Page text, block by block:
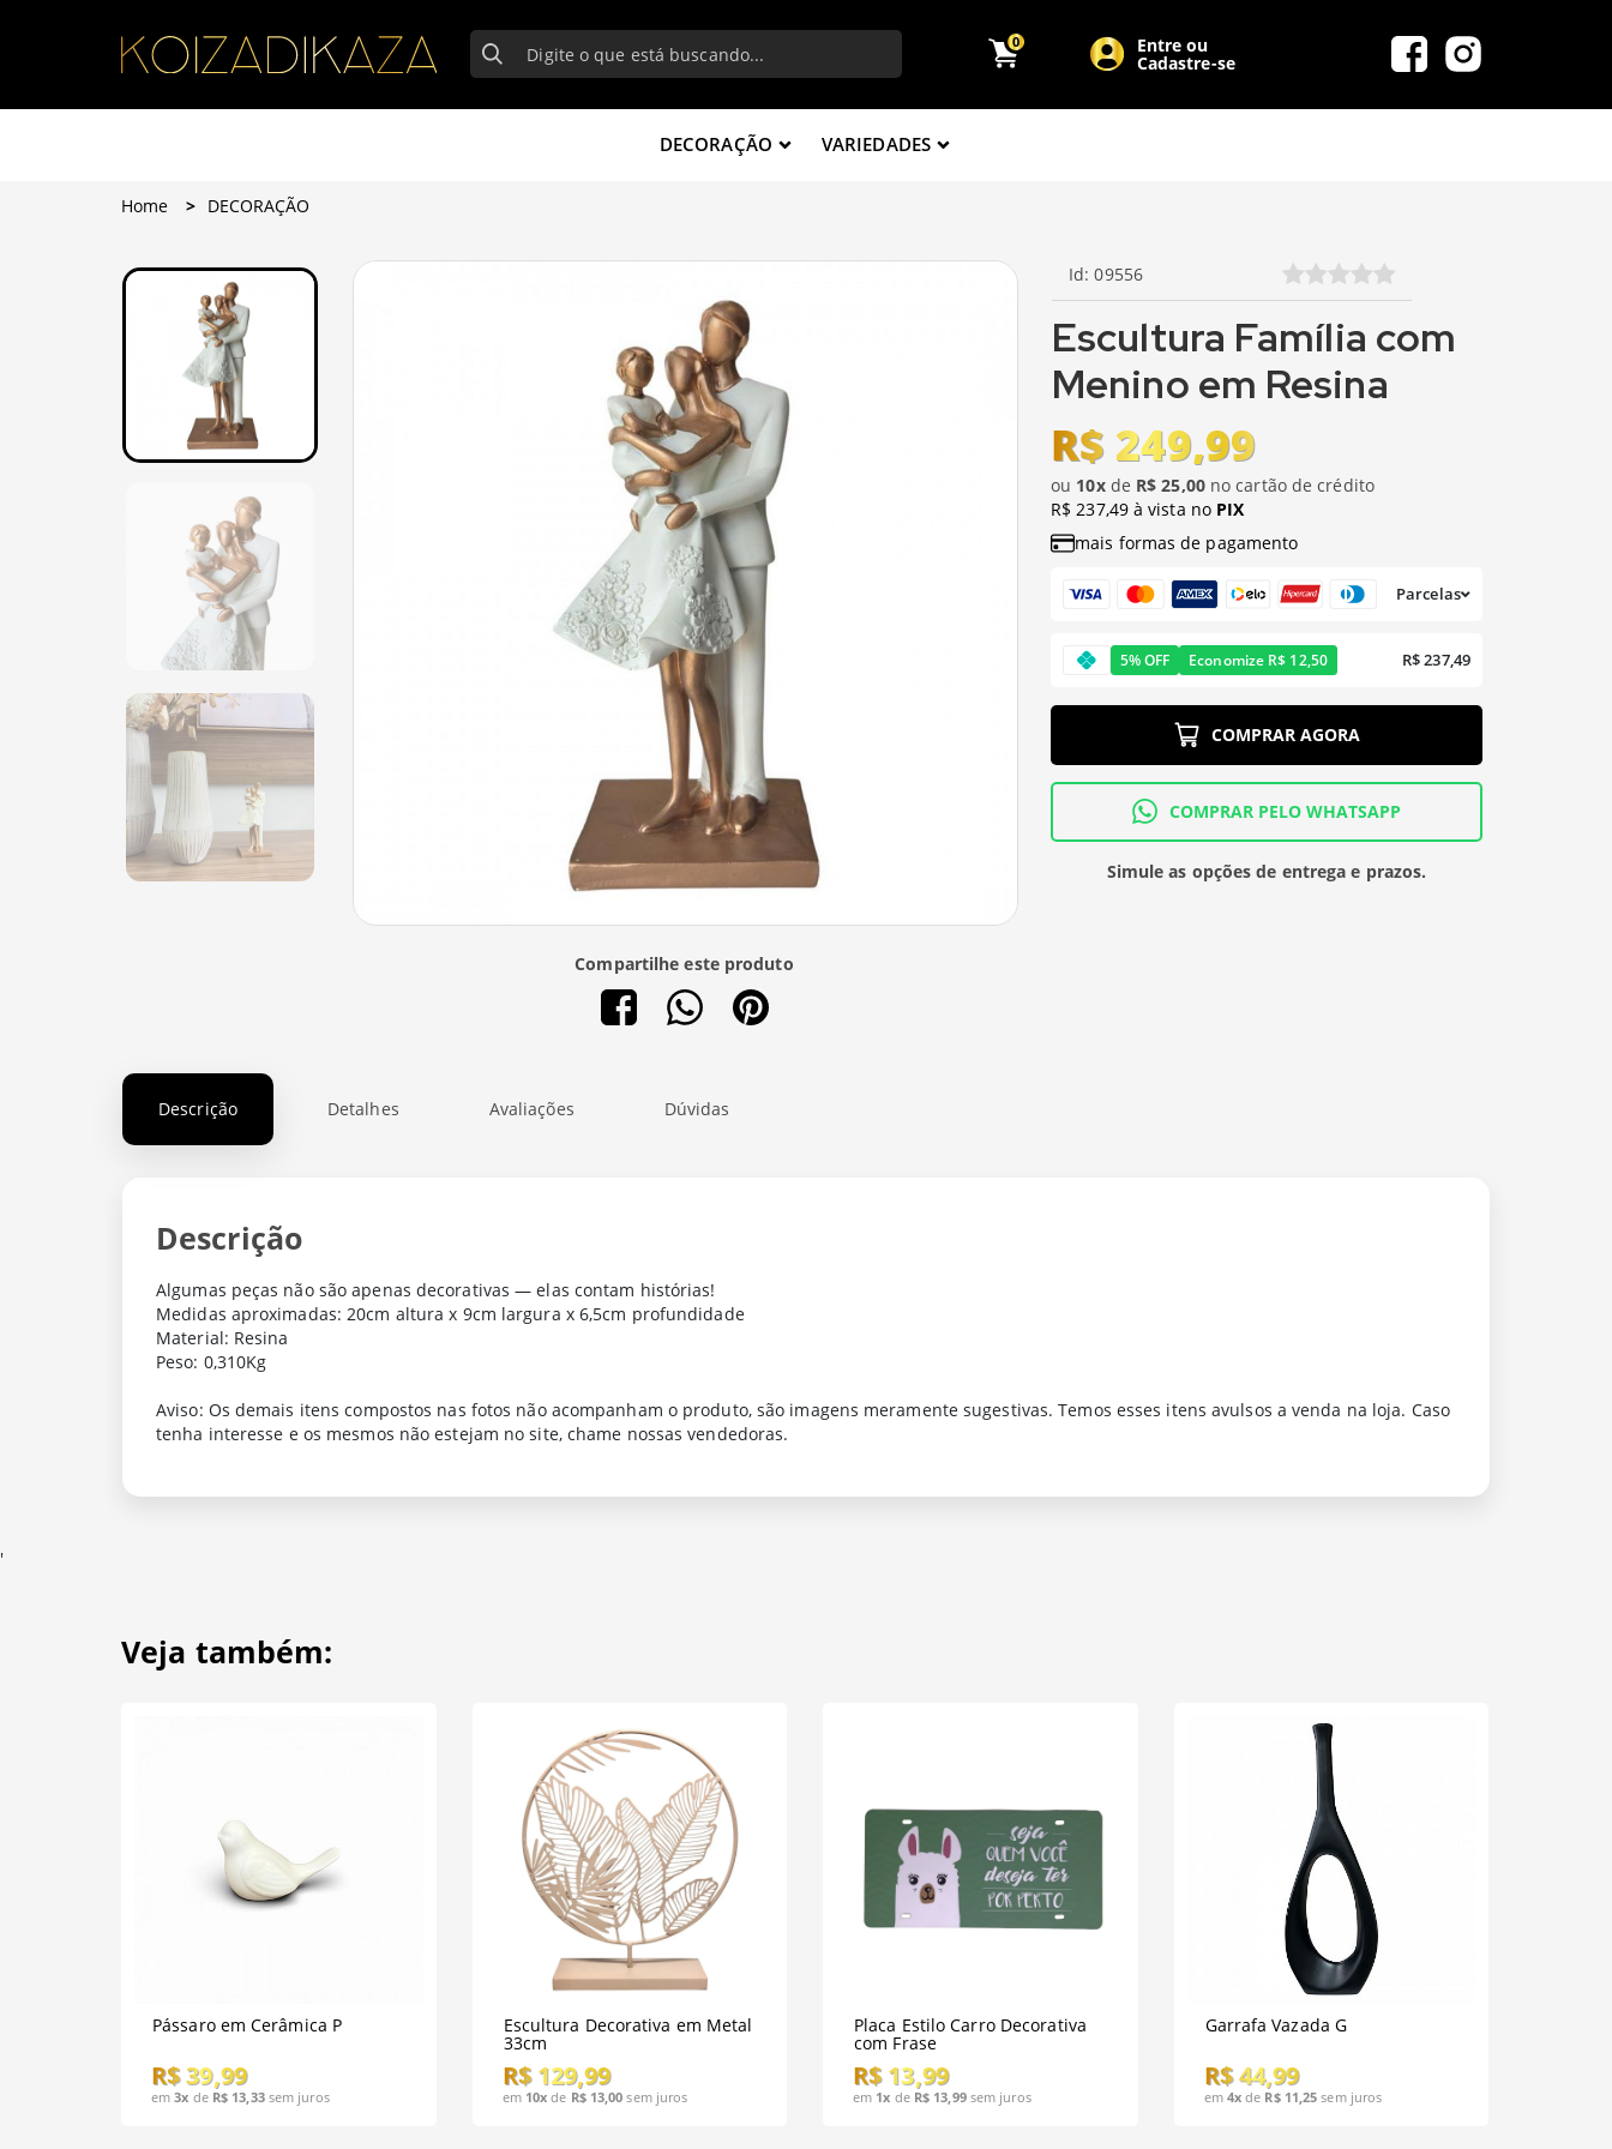
0 Entre ou
Cadastre-se
DECORAÇÃO VARIEDADES
Home DECORAÇÃO
Compartilhe este produto
Id: 09556
Escultura Família com
Menino em Resina
R$ 249,99
ou 10xde R$ 25,00no cartão de crédito
R$ 237,49 à vista no PIX
mais formas de pagamento
Parcelas
5% OFF Economize R$ 12,50 R$ 237,49
COMPRAR AGORA
COMPRAR PELO WHATSAPP
Simule as opções de entrega e prazos.
Descrição Detalhes Avaliações Dúvidas
Descrição
Algumas peças não são apenas decorativas — elas contam histórias!
Medidas aproximadas: 20cm altura x 9cm largura x 6,5cm profundidade
Material: Resina
Peso: 0,310Kg
Aviso: Os demais itens compostos nas fotos não acompanham o produto, são imagens meramente sugestivas. Temos esses itens avulsos a venda na loja. Caso
tenha interesse e os mesmos não estejam no site, chame nossas vendedoras.
'
Veja também:
Pássaro em Cerâmica P
R$ 39,99
em3x de R$ 13,33sem juros
Escultura Decorativa em Metal
33cm
R$ 129,99
em 10x de R$ 13,00 sem juros
Placa Estilo Carro Decorativa
com Frase
R$ 13,99
em 1x de R$ 13,99sem juros
Garrafa Vazada G
R$ 44,99
em 4x de R$ 11,25 sem juros